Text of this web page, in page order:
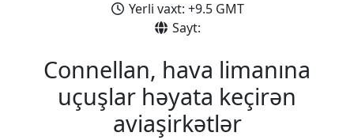
Yerli vaxt: +9.5 GMT
Sayt:
Connellan, hava limanına
uçuşlar həyata keçirən
aviaşirkətlər